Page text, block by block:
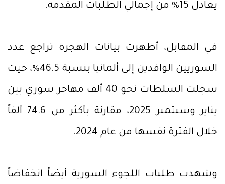
يعادل 15% من إجمالي الطلبات المقدمة.
في المقابل، أظهرت بيانات الهجرة تراجع عدد
السوريين الوافدين إلى ألمانيا بنسبة 46.5%، حيث
سجلت السلطات نحو 40 ألف مهاجر سوري بين
يناير وسبتمبر 2025، مقارنة بأكثر من 74.6 ألفاً
خلال الفترة نفسها من عام 2024.
وشهدت طلبات اللجوء السورية أيضاً انخفاضاً